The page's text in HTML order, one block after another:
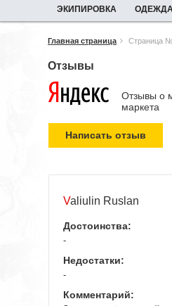
ЭКИПИРОВКА
Главная страница Страница
Отзывы
Отзывы о
маркета
Valiulin Ruslan
Достоинства:
-
Недостатки:
-
Комментарий: